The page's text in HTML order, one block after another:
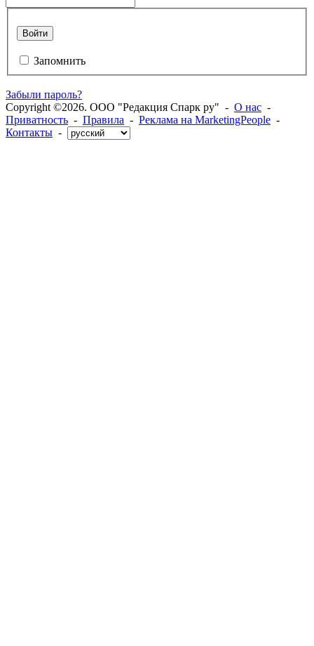
Войти
Запомнить
Забыли пароль?
Copyright ©2026. ООО "Редакция Спарк ру" - О нас -
Приватность - Правила - Реклама на MarketingPeople -
Контакты -